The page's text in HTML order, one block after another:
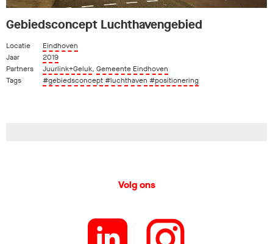
Gebiedsconcept Luchthavengebied
Locatie
Eindhoven
Jaar
2019
Partners
Juurlink+Geluk, Gemeente Eindhoven
Tags
#gebiedsconcept#luchthaven #positionering
Volg ons